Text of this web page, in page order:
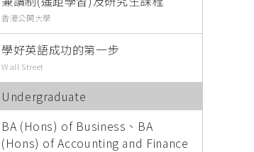
香港公開大學
學好英語成功的第一步
Wall Street
Undergraduate
BA (Hons) of Business、BA
(Hons) of Accounting and Finance